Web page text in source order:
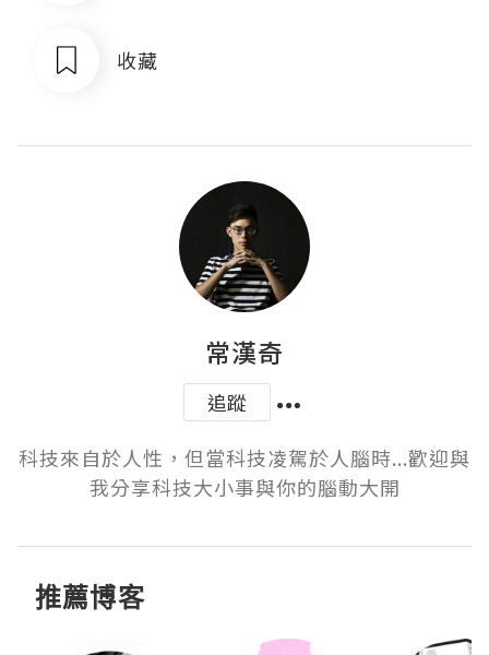
收藏
常漢奇
追蹤
科技來自於人性，但當科技凌駕於人腦時...歡迎與
我分享科技大小事與你的腦動大開
推薦博客